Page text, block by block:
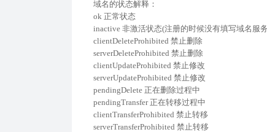
域名的状态解释：
ok 正常状态
inactive 非激活状态(注册的时候没有填写域名服
clientDeleteProhibited 禁止删除
serverDeleteProhibited 禁止删除
clientUpdateProhibited 禁止修改
serverUpdateProhibited 禁止修改
pendingDelete 正在删除过程中
pendingTransfer 正在转移过程中
clientTransferProhibited 禁止转移
serverTransferProhibited 禁止转移